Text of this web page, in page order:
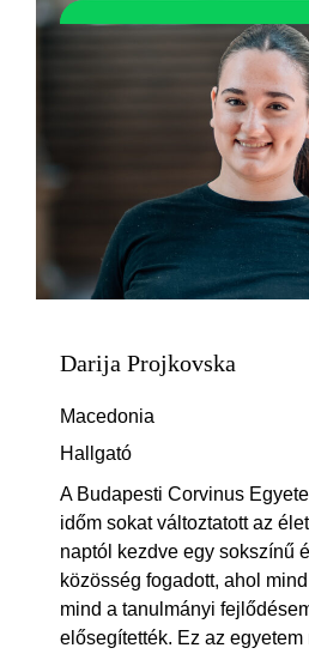
Darija Projkovska
Macedonia
Hallgató
A Budapesti Corvinus
időm sokat változtatott az
naptól kezdve egy sokszínű
közösség fogadott, ahol
mind a tanulmányi
elősegítették. Ez az egyetem